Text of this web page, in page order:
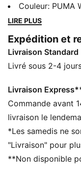
semelle extérieure
adhérence
réactif et un clip en
maintien et de
la résistance, pour
partez !
La tige des
PUMAGRIP :
durable conçu
surfaces
Couleur: PUMA
LIRE PLUS
Expédition et
Livraison Standard
Livré sous 2-4
Livraison
Commande avant
livraison le
*Les samedis ne
"Livraison" pour
**Non disponible